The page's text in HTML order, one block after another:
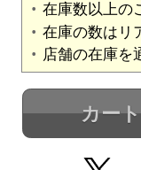
在庫数以上の
在庫の数はリ
店舗の在庫を
カー